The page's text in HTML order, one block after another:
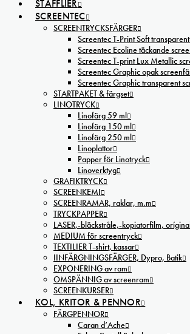
STAFFLIER
SCREENTEC
SCREENTRYCKSFÄRGER
Screentec T-Print Soft
Screentec Ecoline täckande
Screentec T-print Lux Metallic
Screentec Graphic opak
Screentec Graphic transparent
STARTPAKET & färgset
LINOTRYCK
Linofärg 59 ml
Linofärg 150 ml
Linofärg 250 ml
Linoplattor
Papper för Linotryck
Linoverktyg
GRAFIKTRYCK
SCREENKEMI
SCREENRAMAR, raklar, m.m
TRYCKPAPPER
LASER,-bläckstråle,-kopiatorfilm,
MEDIUM för screentryck
TEXTILIER T-shirt, kassar
IINFÄRGNINGSFÄRGER, Dypro, Batik
EXPONERING av ram
OMSPÄNNIG av screenram
SCREENKURSER
KOL, KRITOR & PENNOR
FÄRGPENNOR
Caran d’Ache